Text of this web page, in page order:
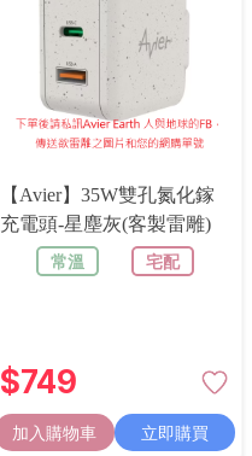
【Avier】35W雙孔氮化鎵
充電頭-星塵灰(客製雷雕)
常溫
宅配
$749
加入購物車 立即購買